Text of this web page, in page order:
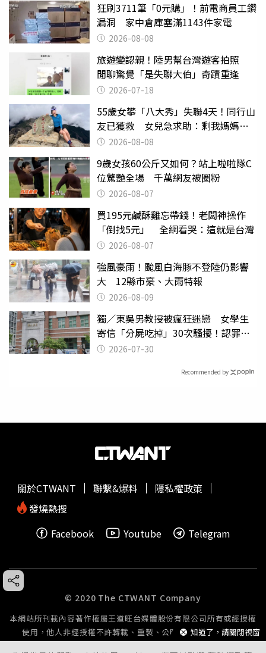
狂刷3711筆「0元購」！前電商員工鑽
漏洞 家中倉庫塞滿1143件家電
2026-08-08
旅遊變認親！陸男幫台灣遊客拍照
閒聊驚覺「是失聯大伯」奇蹟重逢
2026-07-18
55歲女攀「八大秀」失聯4天！同行山
友已獲救 女兒急求助：剩我媽媽還
沒找到
2026-08-08
9歲女孩60公斤又如何？站上啦啦隊C
位驚艷全場 千萬網友被圈粉
2026-08-07
買195元鹹酥雞忘帶錢！老闆神操作
「倒找5元」 全網看哭：這就是台灣
2026-08-07
強風豪雨！颱風白海豚不登陸仍影響
大 12縣市豪、大雨特報
2026-08-09
獨／東吳男教授被瘋狂迷戀 女學生
寄信「分屍吃掉」30次騷擾！認罪免
關 2026-07-30
Recommended by
知道了，請關閉視窗
關於CTWANT 聯繫&爆料
隱私權政策
發燒熱搜
Facebook
Youtube Telegram
© 2020 The CTWANT Company
本網站所刊載內容著作權屬王道旺台媒體股份有限公司所有或經授權
使用，他人非經授權不許轉載、重製、公開播送或公開傳輸。